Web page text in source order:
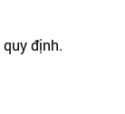
định.